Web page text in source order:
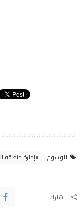
الوسوم إمارة منطقة
شارك